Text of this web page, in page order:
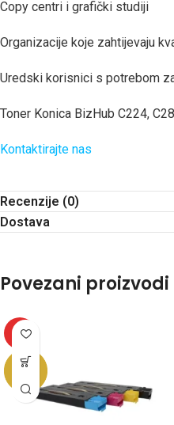
Copy centri i grafički studiji
Organizacije koje zahtijevaju
Uredski korisnici s potrebom
Toner Konica BizHub C224,
Kontaktirajte nas
Recenzije (0)
Dostava
Povezani proizvodi
HOT